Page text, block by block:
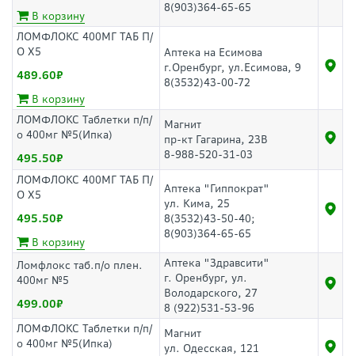
В корзину
8(903)364-65-65
ЛОМФЛОКС 400МГ ТАБ П/
О Х5
489.60
В корзину
Аптека на Есимова
г.Оренбург, ул.Есимова, 9
8(3532)43-00-72
ЛОМФЛОКС Таблетки п/п/
о 400мг №5(Ипка)
495.50
Магнит
пр-кт Гагарина, 23В
8-988-520-31-03
ЛОМФЛОКС 400МГ ТАБ П/
О Х5
495.50
В корзину
Аптека "Гиппократ"
ул. Кима, 25
8(3532)43-50-40;
8(903)364-65-65
Ломфлокс таб.п/о плен.
400мг №5
499.00
Аптека "Здравсити"
г. Оренбург, ул.
Володарского, 27
8 (922)531-53-96
ЛОМФЛОКС Таблетки п/п/
о 400мг №5(Ипка)
Магнит
ул. Одесская, 121